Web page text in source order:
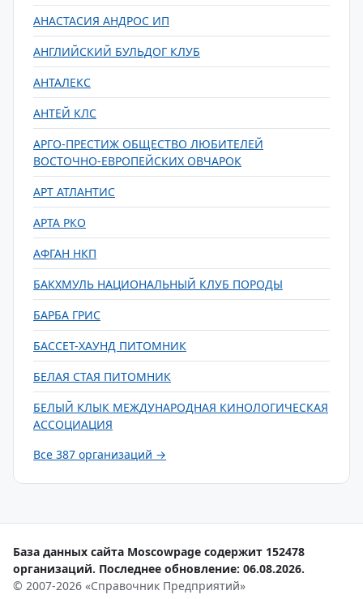
АНАСТАСИЯ АНДРОС ИП
АНГЛИЙСКИЙ БУЛЬДОГ КЛУБ
АНТАЛЕКС
АНТЕЙ КЛС
АРГО-ПРЕСТИЖ ОБЩЕСТВО ЛЮБИТЕЛЕЙ
ВОСТОЧНО-ЕВРОПЕЙСКИХ ОВЧАРОК
АРТ АТЛАНТИС
АРТА РКО
АФГАН НКП
БАКХМУЛЬ НАЦИОНАЛЬНЫЙ КЛУБ ПОРОДЫ
БАРБА ГРИС
БАССЕТ-ХАУНД ПИТОМНИК
БЕЛАЯ СТАЯ ПИТОМНИК
БЕЛЫЙ КЛЫК МЕЖДУНАРОДНАЯ КИНОЛОГИЧЕСКАЯ
АССОЦИАЦИЯ
Все 387 организаций →
База данных сайта Moscowpage содержит 152478
организаций. Последнее обновление: 06.08.2026.
© 2007-2026 «Справочник Предприятий»